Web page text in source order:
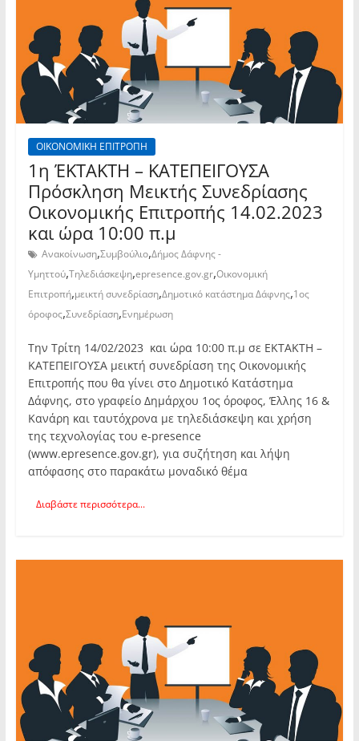
ΟΙΚΟΝΟΜΙΚΗ ΕΠΙΤΡΟΠΗ
1η ΈΚΤΑΚΤΗ – ΚΑΤΕΠΕΙΓΟΥΣΑ
Πρόσκληση Μεικτής Συνεδρίασης
Οικονομικής Επιτροπής 14.02.2023
και ώρα 10:00 π.μ
Ανακοίνωση,Συμβούλιο,Δήμος Δάφνης -
Υμηττού,Τηλεδιάσκεψη,epresence.gov.gr,Οικονομική
Επιτροπή,μεικτή συνεδρίαση,Δημοτικό κατάστημα Δάφνης,1ος
όροφος,Συνεδρίαση,Ενημέρωση
Την Τρίτη 14/02/2023 και ώρα 10:00 π.μ σε ΕΚΤΑΚΤΗ –
ΚΑΤΕΠΕΙΓΟΥΣΑ μεικτή συνεδρίαση της Οικονομικής
Επιτροπής που θα γίνει στο Δημοτικό Κατάστημα
Δάφνης, στο γραφείο Δημάρχου 1ος όροφος, Έλλης 16 &
Κανάρη και ταυτόχρονα με τηλεδιάσκεψη και χρήση
της τεχνολογίας του e-presence
(www.epresence.gov.gr), για συζήτηση και λήψη
απόφασης στο παρακάτω μοναδικό θέμα
Διαβάστε περισσότερα...